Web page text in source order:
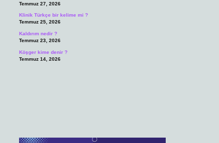
Temmuz 27, 2026
Klinik Türkçe bir kelime mi ?
Temmuz 25, 2026
Kaldırım nedir ?
Temmuz 23, 2026
Köşger kime denir ?
Temmuz 14, 2026